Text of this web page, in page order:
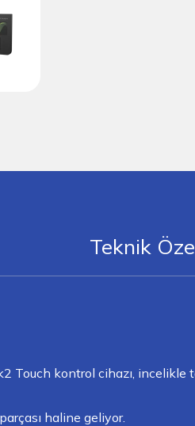
Teknik
kontrol cihazı, incelikle
haline geliyor.